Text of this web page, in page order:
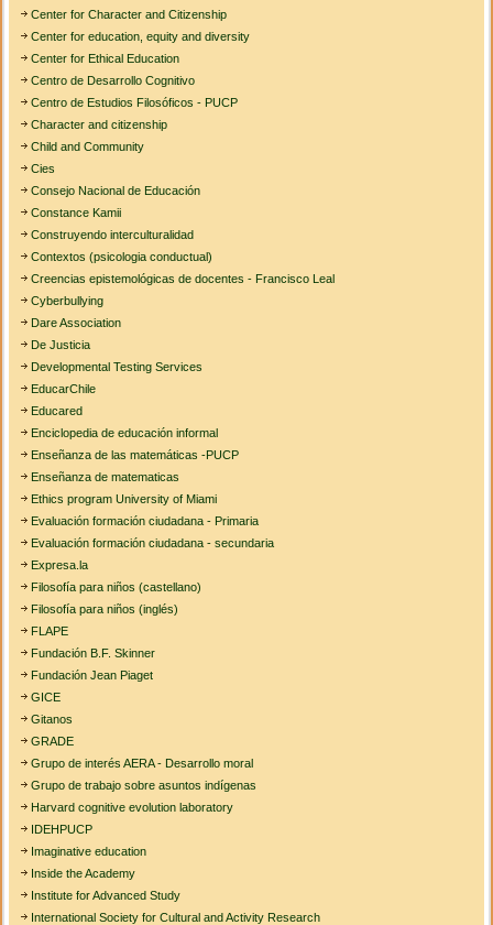
Center for Character and Citizenship
Center for education, equity and diversity
Center for Ethical Education
Centro de Desarrollo Cognitivo
Centro de Estudios Filosóficos - PUCP
Character and citizenship
Child and Community
Cies
Consejo Nacional de Educación
Constance Kamii
Construyendo interculturalidad
Contextos (psicologia conductual)
Creencias epistemológicas de docentes - Francisco Leal
Cyberbullying
Dare Association
De Justicia
Developmental Testing Services
EducarChile
Educared
Enciclopedia de educación informal
Enseñanza de las matemáticas -PUCP
Enseñanza de matematicas
Ethics program University of Miami
Evaluación formación ciudadana - Primaria
Evaluación formación ciudadana - secundaria
Expresa.la
Filosofía para niños (castellano)
Filosofía para niños (inglés)
FLAPE
Fundación B.F. Skinner
Fundación Jean Piaget
GICE
Gitanos
GRADE
Grupo de interés AERA - Desarrollo moral
Grupo de trabajo sobre asuntos indígenas
Harvard cognitive evolution laboratory
IDEHPUCP
Imaginative education
Inside the Academy
Institute for Advanced Study
International Society for Cultural and Activity Research